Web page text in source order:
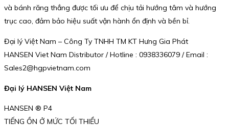
và bánh răng thẳng được tối ưu để chịu tải hướng tâm và hướng
trục cao, đảm bảo hiệu suất vận hành ổn định và bền bỉ.
Đại lý Việt Nam – Công Ty TNHH TM KT Hưng Gia Phát
HANSEN Viet Nam Distributor / Hotline : 0938336079 / Email :
Sales2@hgpvietnam.com
Đại lý HANSEN Việt Nam
HANSEN ® P4
TIẾNG ỒN Ở MỨC TỐI THIỂU